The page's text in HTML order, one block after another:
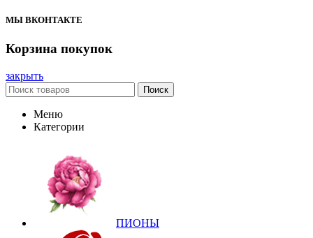
МЫ ВКОНТАКТЕ
Корзина покупок
закрыть
Поиск
Меню
Категории
ПИОНЫ